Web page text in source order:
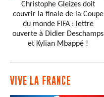
Christophe Gleizes doit
couvrir la finale de la Coupe
du monde FIFA : lettre
ouverte à Didier Deschamps
et Kylian Mbappé !
VIVE LA FRANCE